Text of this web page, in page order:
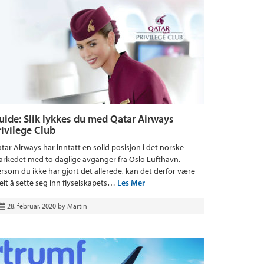
Slik lykkes du med Qatar Airways
Club
Airways har inntatt en solid posisjon i det norske
med to daglige avganger fra Oslo Lufthavn.
du ikke har gjort det allerede, kan det derfor være
å sette seg inn flyselskapets… Les Mer
28. februar, 2020 by Martin